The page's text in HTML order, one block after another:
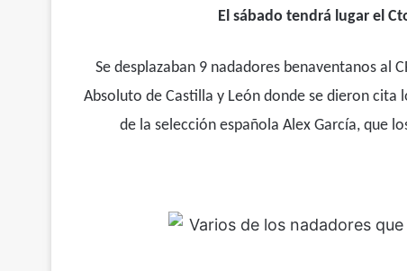
El sábado tendrá lugar el
Se desplazaban 9 nadadores benaventanos al
Absoluto de Castilla y León donde se dieron
de la selección española Alex García, que